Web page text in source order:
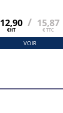
12,90
€HT
/ 15,87
€ TTC
VOIR